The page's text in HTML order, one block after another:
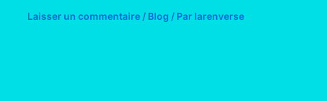
Laisser un commentaire / Blog / Par larenverse